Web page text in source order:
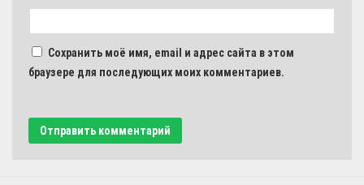
Сохранить моё имя, email и адрес сайта в этом
браузере для последующих моих комментариев.